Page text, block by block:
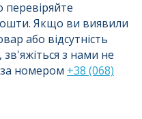
перевіряйте
Якщо ви виявили
або відсутність
зв'яжіться з нами не
номером +38 (068)